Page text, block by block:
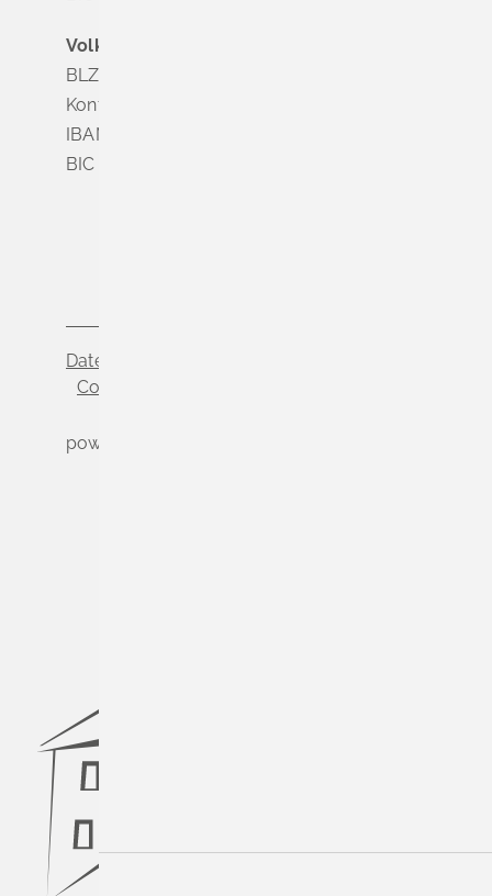
Volksbank Dreiländereck
BLZ 683 900 00
Konto Nr. 3 500 004
IBAN DE56 6839 0000 0003 5000 04
BIC VOLODE66
Datenschutz
Cookie-Einstellungen
powered by